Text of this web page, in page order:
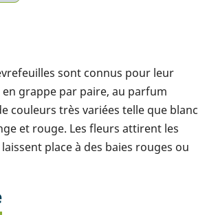
sont connus pour leur
grappe par paire, au parfum
couleurs très variées telle que blanc
et rouge. Les fleurs attirent les
place à des baies rouges ou